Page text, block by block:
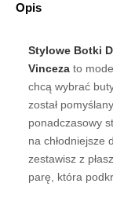
Opis
Stylowe Botki
Vinceza to
chcą wybrać
został
ponadczasowy
na chłodniejsze
zestawisz z
parę, która